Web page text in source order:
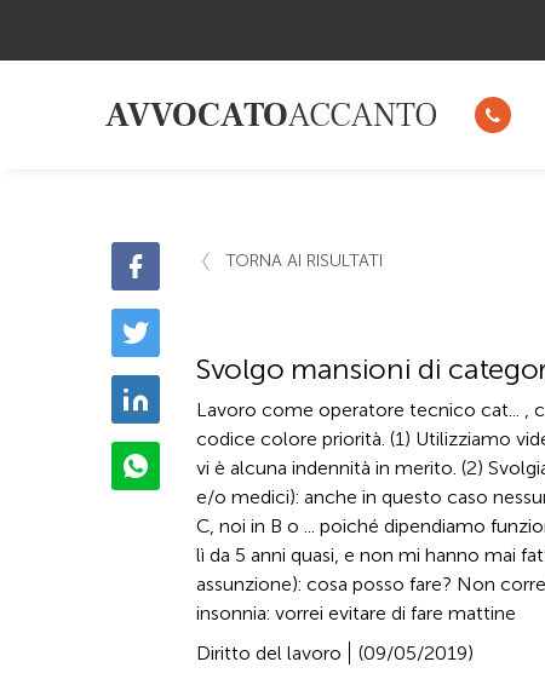
AVVOCATOACCANTO
TORNA AI RISULTATI
Svolgo mansioni di
Lavoro come operatore tecnico cat... ,
codice colore priorità. (1) Utilizziamo
vi è alcuna indennità in merito. (2)
e/o medici): anche in questo caso
C, noi in B o ... poiché dipendiamo
lì da 5 anni quasi, e non mi hanno mai
assunzione): cosa posso fare? Non
insonnia: vorrei evitare di fare mattine
Diritto del lavoro
(09/05/2019)